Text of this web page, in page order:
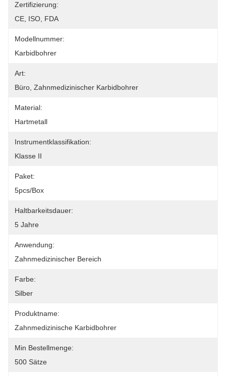
Zertifizierung:
CE, ISO, FDA
Modellnummer:
Karbidbohrer
Art:
Büro, Zahnmedizinischer Karbidbohrer
Material:
Hartmetall
Instrumentklassifikation:
Klasse II
Paket:
5pcs/box
Haltbarkeitsdauer:
5 Jahre
Anwendung:
Zahnmedizinischer Bereich
Farbe:
Silber
Produktname:
Zahnmedizinische Karbidbohrer
Min Bestellmenge:
500 Sätze